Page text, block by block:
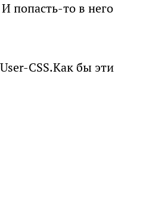
попасть-то в него
CSS.Как бы эти